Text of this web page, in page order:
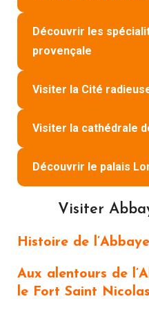
Découvrir les
provençale
Visiter la Cité
Visiter la cathédrale
Découvrir le palais
Visiter
Histoire de
Aux alentours de
le Fort Saint Nicolas